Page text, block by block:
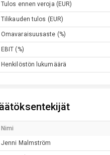
Tulos ennen veroja (EUR)
Tilikauden tulos (EUR)
Omavaraisuusaste (%)
EBIT (%)
Henkilöstön lukumäärä
Nimi
Jenni Malmström